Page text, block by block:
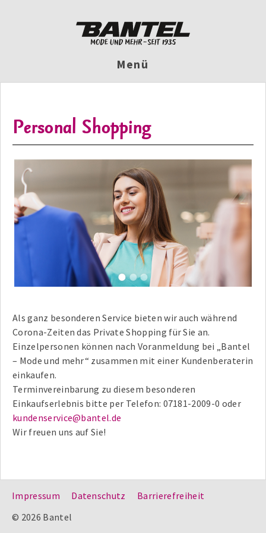
Menü
Personal Shopping
1 2 3
Als ganz besonderen Service bieten wir auch während
Corona-Zeiten das Private Shopping für Sie an.
Einzelpersonen können nach Voranmeldung bei „Bantel
– Mode und mehr“ zusammen mit einer Kundenberaterin
einkaufen.
Terminvereinbarung zu diesem besonderen
Einkaufserlebnis bitte per Telefon: 07181-2009-0 oder
kundenservice@bantel.de
Wir freuen uns auf Sie!
Impressum Datenschutz
Barrierefreiheit
© 2026 Bantel